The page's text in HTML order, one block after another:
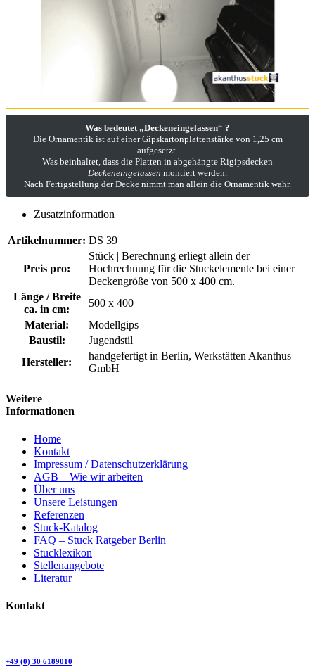
Was bedeutet „Deckeneingelassen“ ?
Die Ornamentik ist auf einer Gipskartonplattenstärke von 1,25 cm
aufgesetzt.
Was beinhaltet, dass die Platten in abgehängte Rigipsdecken
Deckeneingelassen montiert werden.
Nach Fertigstellung der Decke nimmt man allein die Ornamentik wahr.
Zusatzinformation
Artikelnummer: DS 39
Preis pro:
Stück | Berechnung erliegt allein der
Hochrechnung für die Stuckelemente bei einer
Deckengröße von 500 x 400 cm.
Länge / Breite
ca. in cm:
500 x 400
Material:
Modellgips
Baustil:
Jugendstil
Hersteller:
handgefertigt in Berlin, Werkstätten Akanthus
GmbH
Weitere
Informationen
Home
Kontakt
Impressum / Datenschutzerklärung
AGB – Wie wir arbeiten
Über uns
Unsere Leistungen
Referenzen
Stuck-Katalog
FAQ – Stuck Ratgeber Berlin
Stucklexikon
Stellenangebote
Literatur
Kontakt
+49 (0) 30 6189010